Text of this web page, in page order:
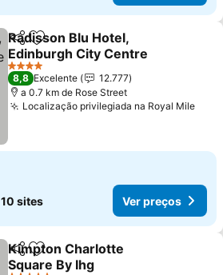
PartilharAdicionar aos favoritos
Radisson Blu Hotel,
Edinburgh City Centre
4 Estrelas
8,8 Excelente
12.777
a 0.7 km de Rose Street
Localização privilegiada na Royal Mile
10 sites Ver preços
PartilharAdicionar aos favoritos
Kimpton Charlotte
Square By Ihg